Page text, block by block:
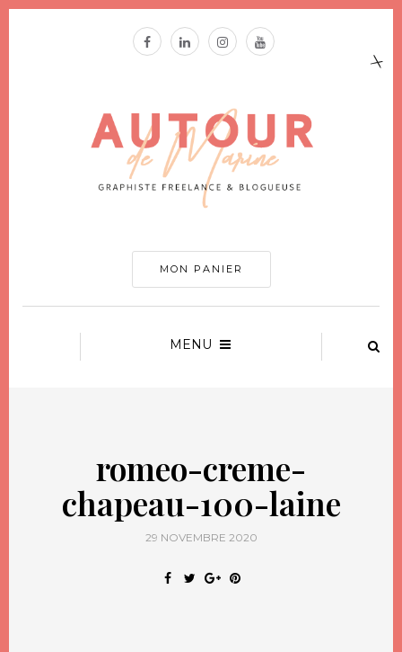
MON PANIER
MENU
romeo-creme-
chapeau-100-laine
29 NOVEMBRE 2020